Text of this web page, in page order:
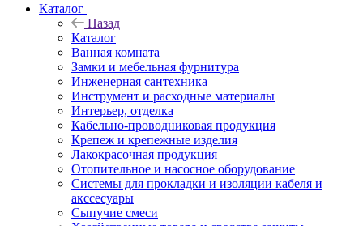
Каталог
Назад
Каталог
Ванная комната
Замки и мебельная фурнитура
Инженерная сантехника
Инструмент и расходные материалы
Интерьер, отделка
Кабельно-проводниковая продукция
Крепеж и крепежные изделия
Лакокрасочная продукция
Отопительное и насосное оборудование
Системы для прокладки и изоляции кабеля и
акссесуары
Сыпучие смеси